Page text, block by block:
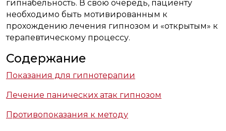
гипнабельность. В свою очередь, пациенту
необходимо быть мотивированным к
прохождению лечения гипнозом и «открытым» к
терапевтическому процессу.
Содержание
Показания для гипнотерапии
Лечение панических атак гипнозом
Противопоказания к методу